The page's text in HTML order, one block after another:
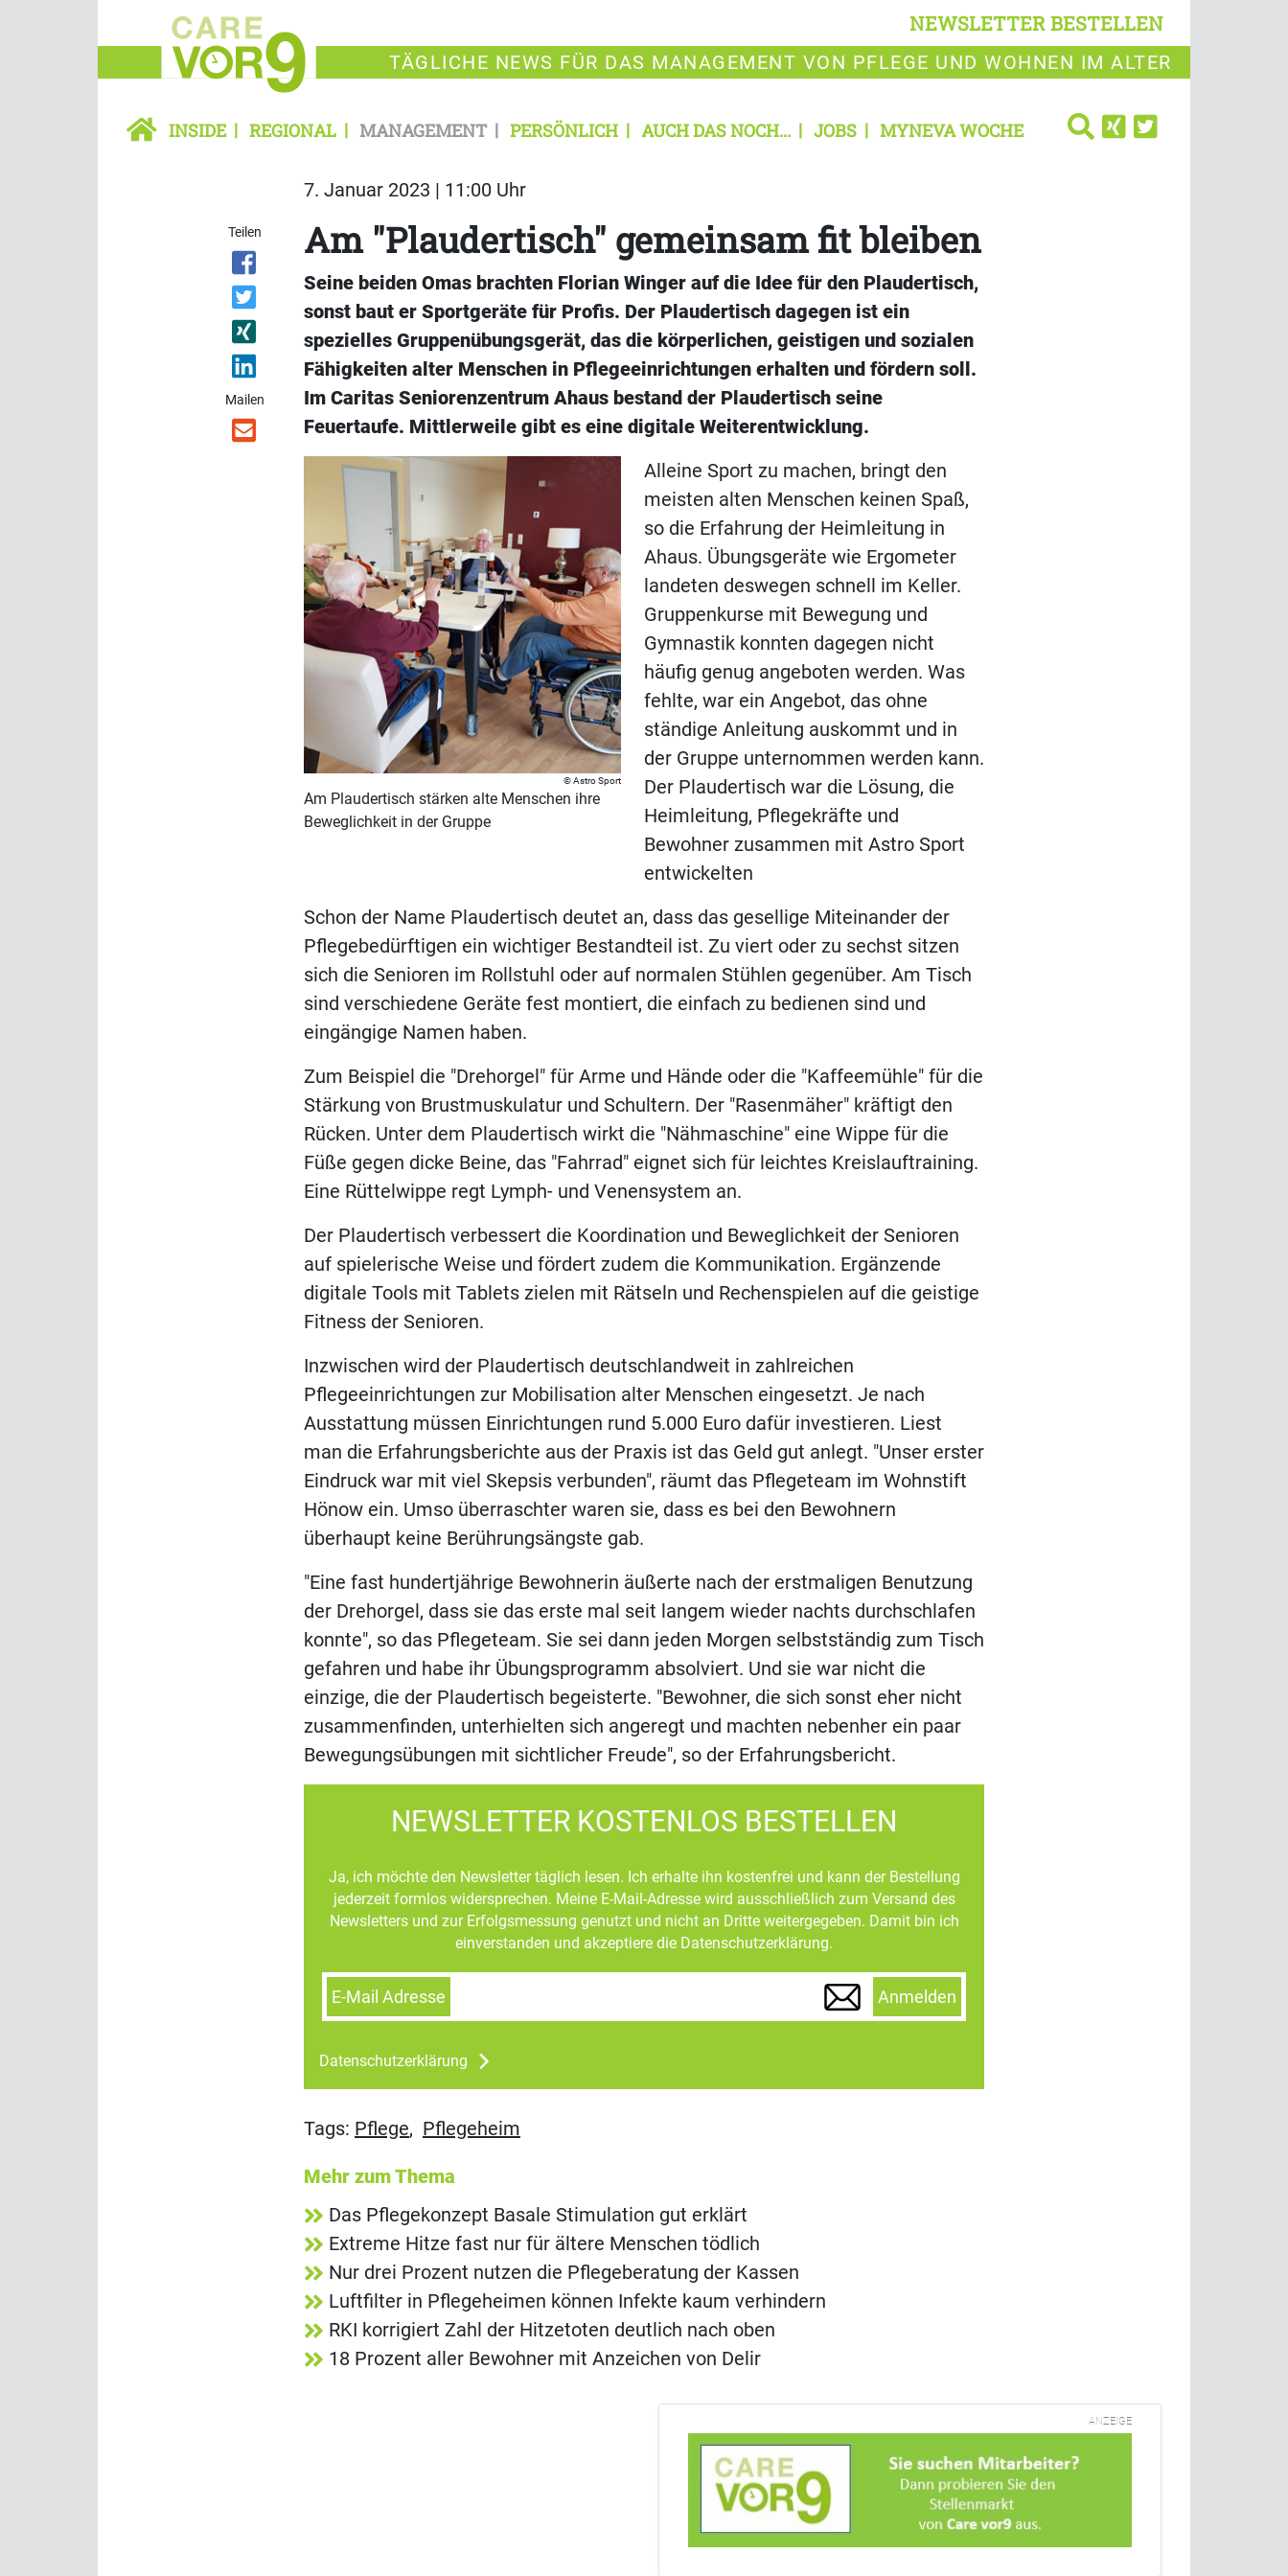
NEWSLETTER BESTELLEN
TÄGLICHE NEWS FÜR DAS MANAGEMENT VON PFLEGE UND WOHNEN IM ALTER
INSIDE REGIONAL MANAGEMENT PERSÖNLICH AUCH DAS NOCH... JOBS MYNEVA WOCHE
7. Januar 2023 | 11:00 Uhr
Teilen
Mailen
Am "Plaudertisch" gemeinsam fit bleiben
Seine beiden Omas brachten Florian Winger auf die Idee für den Plaudertisch,
sonst baut er Sportgeräte für Profis. Der Plaudertisch dagegen ist ein
spezielles Gruppenübungsgerät, das die körperlichen, geistigen und sozialen
Fähigkeiten alter Menschen in Pflegeeinrichtungen erhalten und fördern soll.
Im Caritas Seniorenzentrum Ahaus bestand der Plaudertisch seine
Feuertaufe. Mittlerweile gibt es eine digitale Weiterentwicklung.
Astro Sport
Am Plaudertisch stärken alte Menschen ihre
Beweglichkeit in der Gruppe
Alleine Sport zu machen, bringt den
meisten alten Menschen keinen Spaß,
so die Erfahrung der Heimleitung in
Ahaus. Übungsgeräte wie Ergometer
landeten deswegen schnell im Keller.
Gruppenkurse mit Bewegung und
Gymnastik konnten dagegen nicht
häufig genug angeboten werden. Was
fehlte, war ein Angebot, das ohne
ständige Anleitung auskommt und in
der Gruppe unternommen werden kann.
Der Plaudertisch war die Lösung, die
Heimleitung, Pflegekräfte und
Bewohner zusammen mit Astro Sport
entwickelten
Schon der Name Plaudertisch deutet an, dass das gesellige Miteinander der
Pflegebedürftigen ein wichtiger Bestandteil ist. Zu viert oder zu sechst sitzen
sich die Senioren im Rollstuhl oder auf normalen Stühlen gegenüber. Am Tisch
sind verschiedene Geräte fest montiert, die einfach zu bedienen sind und
eingängige Namen haben.
Zum Beispiel die "Drehorgel" für Arme und Hände oder die "Kaffeemühle" für die
Stärkung von Brustmuskulatur und Schultern. Der "Rasenmäher" kräftigt den
Rücken. Unter dem Plaudertisch wirkt die "Nähmaschine" eine Wippe für die
Füße gegen dicke Beine, das "Fahrrad" eignet sich für leichtes Kreislauftraining.
Eine Rüttelwippe regt Lymph- und Venensystem an.
Der Plaudertisch verbessert die Koordination und Beweglichkeit der Senioren
auf spielerische Weise und fördert zudem die Kommunikation. Ergänzende
digitale Tools mit Tablets zielen mit Rätseln und Rechenspielen auf die geistige
Fitness der Senioren.
Inzwischen wird der Plaudertisch deutschlandweit in zahlreichen
Pflegeeinrichtungen zur Mobilisation alter Menschen eingesetzt. Je nach
Ausstattung müssen Einrichtungen rund 5.000 Euro dafür investieren. Liest
man die Erfahrungsberichte aus der Praxis ist das Geld gut anlegt. "Unser erster
Eindruck war mit viel Skepsis verbunden", räumt das Pflegeteam im Wohnstift
Hönow ein. Umso überraschter waren sie, dass es bei den Bewohnern
überhaupt keine Berührungsängste gab.
"Eine fast hundertjährige Bewohnerin äußerte nach der erstmaligen Benutzung
der Drehorgel, dass sie das erste mal seit langem wieder nachts durchschlafen
konnte", so das Pflegeteam. Sie sei dann jeden Morgen selbstständig zum Tisch
gefahren und habe ihr Übungsprogramm absolviert. Und sie war nicht die
einzige, die der Plaudertisch begeisterte. "Bewohner, die sich sonst eher nicht
zusammenfinden, unterhielten sich angeregt und machten nebenher ein paar
Bewegungsübungen mit sichtlicher Freude", so der Erfahrungsbericht.
NEWSLETTER KOSTENLOS BESTELLEN
Ja, ich möchte den Newsletter täglich lesen. Ich erhalte ihn kostenfrei und kann der Bestellung
jederzeit formlos widersprechen. Meine E-Mail-Adresse wird ausschließlich zum Versand des
Newsletters und zur Erfolgsmessung genutzt und nicht an Dritte weitergegeben. Damit bin ich
einverstanden und akzeptiere die Datenschutzerklärung.
E-Mail Adresse Anmelden
Datenschutzerklärung
Tags: Pflege, Pflegeheim
Mehr zum Thema
Das Pflegekonzept Basale Stimulation gut erklärt
Extreme Hitze fast nur für ältere Menschen tödlich
Nur drei Prozent nutzen die Pflegeberatung der Kassen
Luftfilter in Pflegeheimen können Infekte kaum verhindern
RKI korrigiert Zahl der Hitzetoten deutlich nach oben
18 Prozent aller Bewohner mit Anzeichen von Delir
ANZEIGE